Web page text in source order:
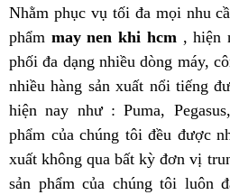
Nhằm phục vụ tối đa mọi nhu
phẩm may nen khi hcm , hiện
phối đa dạng nhiều dòng máy,
nhiều hàng sản xuất nổi tiếng
hiện nay như : Puma,
phẩm của chúng tôi đều được
xuất không qua bất kỳ đơn vị
sản phẩm của chúng tôi luôn